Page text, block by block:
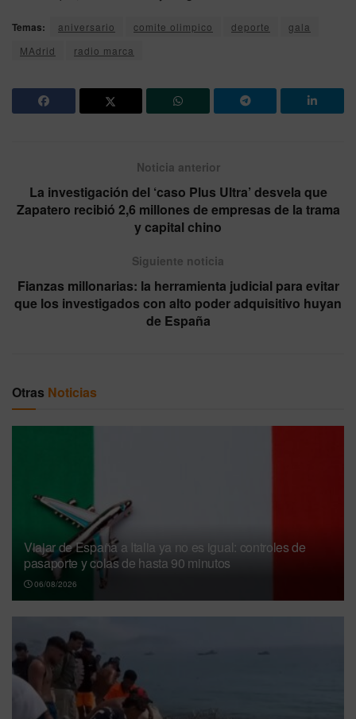
Temas: aniversario comite olimpico deporte
gala
MAdrid
radio marca
Noticia anterior
La investigación del ‘caso Plus Ultra’ desvela que
Zapatero recibió 2,6 millones de empresas de la trama
y capital chino
Siguiente noticia
Fianzas millonarias: la herramienta judicial para evitar
que los investigados con alto poder adquisitivo huyan
de España
Otras Noticias
Viajar de España a Italia ya no es igual: controles de
pasaporte y colas de hasta 90 minutos
06/08/2026